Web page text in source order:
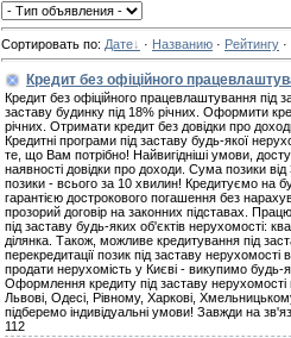
Сортировать по: Дате · Названию · Рейтингу ·
Кредит без офіційного
Кредит без офіційного працевлаштування під
заставу будинку під 18% річних. Оформити
річних. Отримати кредит без довідки про
Кредитні програми під заставу будь-якої
те, що Вам потрібно! Найвигідніші умови,
наявності довідки про доходи. Сума позики
позики - всього за 10 хвилин! Кредитуємо на
гарантією дострокового погашення без
прозорий договір на законних підставах.
під заставу будь-яких об'єктів нерухомості:
ділянка. Також, можливе кредитування під
перекредитації позик під заставу
продати нерухомість у Києві - викупимо будь-
Оформлення кредиту під заставу нерухомості
Львові, Одесі, Рівному, Харкові,
підберемо індивідуальні умови! Завжди на
112